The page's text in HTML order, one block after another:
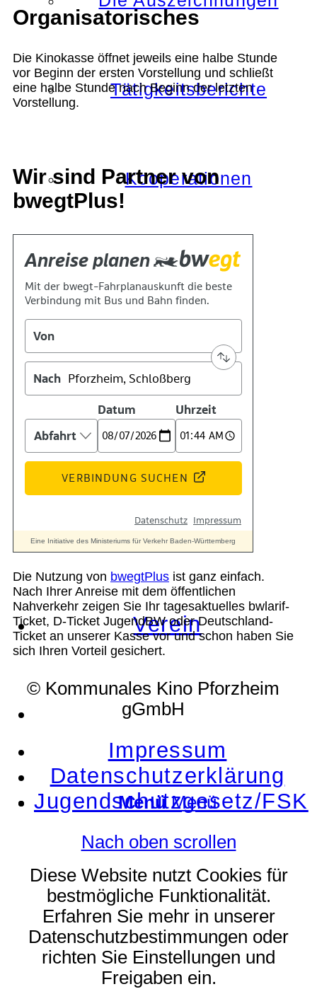
Tätigkeitsberichte
Kooperationen
Verbände
Geschichte
Technik
Standort
Verein
Suche
Menü Menü
Organisatorisches
Die Kinokasse öffnet jeweils eine halbe Stunde
vor Beginn der ersten Vorstellung und schließt
eine halbe Stunde nach Beginn der letzten
Vorstellung.
Wir sind Partner von
bwegtPlus!
Die Nutzung von bwegtPlus ist ganz einfach.
Nach Ihrer Anreise mit dem öffentlichen
Nahverkehr zeigen Sie Ihr tagesaktuelles bwlarif-
Ticket, D-Ticket JugendBW oder Deutschland-
Ticket an unserer Kasse vor und schon haben Sie
sich Ihren Vorteil gesichert.
© Kommunales Kino Pforzheim
gGmbH
Impressum
Datenschutzerklärung
Jugendschutzgesetz/FSK
Nach oben scrollen
Diese Website nutzt Cookies für
bestmögliche Funktionalität.
Erfahren Sie mehr in unserer
Datenschutzbestimmungen oder
richten Sie Einstellungen und
Freigaben ein.